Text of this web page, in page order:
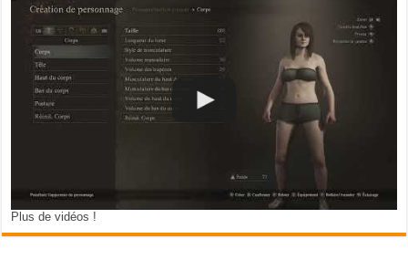
Plus de vidéos !